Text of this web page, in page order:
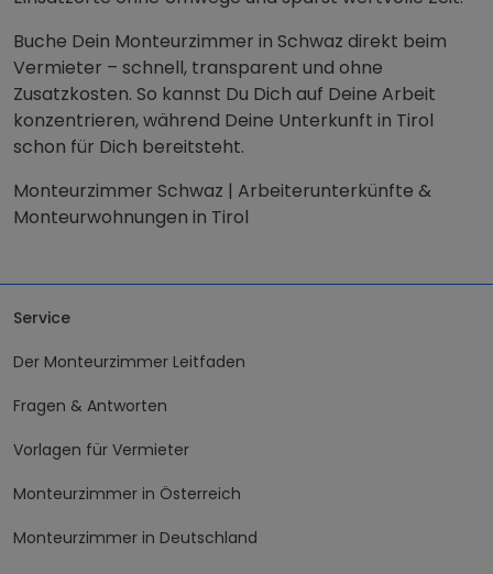
Dank der Lage von Schwaz im Tiroler Inntal bist Du
schnell auf der A12, in Innsbruck, Jenbach oder in den
umliegenden Tälern. So erreichst Du Deine
Einsatzorte ohne Umwege und sparst wertvolle Zeit.
Buche Dein Monteurzimmer in Schwaz direkt beim
Vermieter – schnell, transparent und ohne
schon für Dich bereitsteht.
Monteurwohnungen in Tirol
Service
Der Monteurzimmer Leitfaden
Fragen & Antworten